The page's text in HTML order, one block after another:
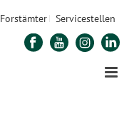
Forstämter Servicestellen